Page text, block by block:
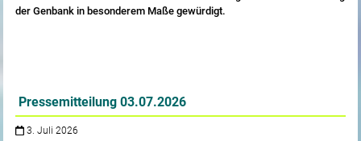
der Genbank in besonderem Maße gewürdigt.
Pressemitteilung 03.07.2026
3. Juli 2026